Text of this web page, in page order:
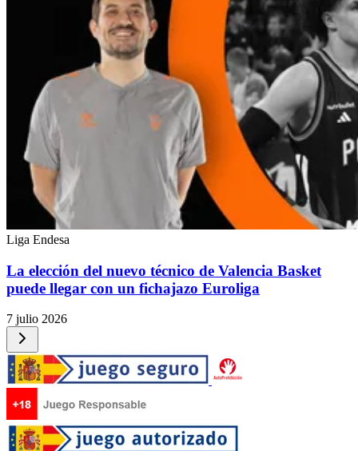
Liga Endesa
La elección del nuevo técnico de Valencia Basket
puede llegar con un fichajazo Euroliga
7 julio 2026